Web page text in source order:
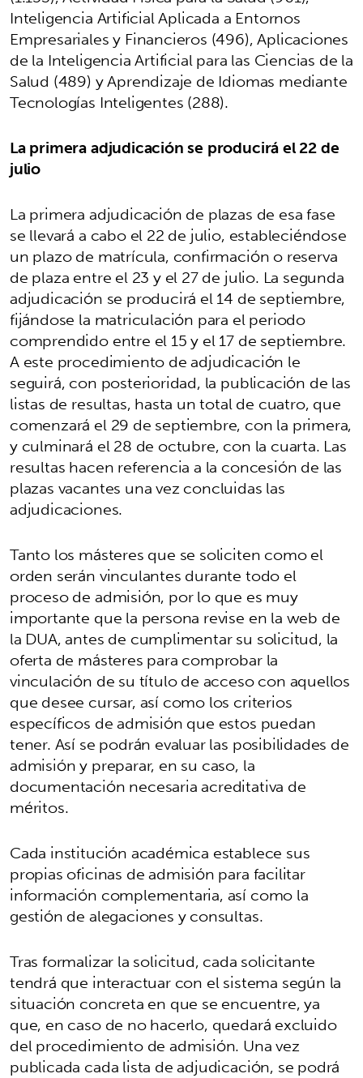
Inteligencia Artificial Aplicada a Entornos
Empresariales y Financieros (496), Aplicaciones
de la Inteligencia Artificial para las Ciencias de la
Salud (489) y Aprendizaje de Idiomas mediante
Tecnologías Inteligentes (288).
La primera adjudicación se producirá el 22 de
julio
La primera adjudicación de plazas de esa fase
se llevará a cabo el 22 de julio, estableciéndose
un plazo de matrícula, confirmación o reserva
de plaza entre el 23 y el 27 de julio. La segunda
adjudicación se producirá el 14 de septiembre,
fijándose la matriculación para el periodo
comprendido entre el 15 y el 17 de septiembre.
A este procedimiento de adjudicación le
seguirá, con posterioridad, la publicación de las
listas de resultas, hasta un total de cuatro, que
comenzará el 29 de septiembre, con la primera,
y culminará el 28 de octubre, con la cuarta. Las
resultas hacen referencia a la concesión de las
plazas vacantes una vez concluidas las
adjudicaciones.
Tanto los másteres que se soliciten como el
orden serán vinculantes durante todo el
proceso de admisión, por lo que es muy
importante que la persona revise en la web de
la DUA, antes de cumplimentar su solicitud, la
oferta de másteres para comprobar la
vinculación de su título de acceso con aquellos
que desee cursar, así como los criterios
específicos de admisión que estos puedan
tener. Así se podrán evaluar las posibilidades de
admisión y preparar, en su caso, la
documentación necesaria acreditativa de
méritos.
Cada institución académica establece sus
propias oficinas de admisión para facilitar
información complementaria, así como la
gestión de alegaciones y consultas.
Tras formalizar la solicitud, cada solicitante
tendrá que interactuar con el sistema según la
situación concreta en que se encuentre, ya
que, en caso de no hacerlo, quedará excluido
del procedimiento de admisión. Una vez
publicada cada lista de adjudicación, se podrá